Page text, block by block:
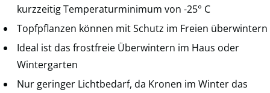
kurzzeitig Temperaturminimum von -25° C
Topfpflanzen können mit Schutz im Freien überwintern
Ideal ist das frostfreie Überwintern im Haus oder
Wintergarten
Nur geringer Lichtbedarf, da Kronen im Winter das